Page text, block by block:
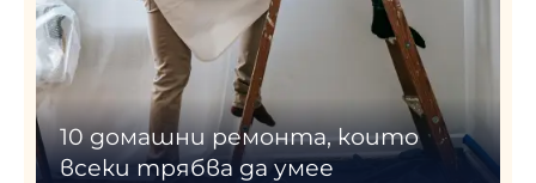
10 домашни ремонта, които
всеки трябва да умее